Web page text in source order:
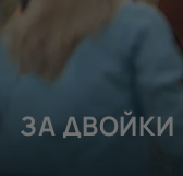
ЗА ДВОЙКИ